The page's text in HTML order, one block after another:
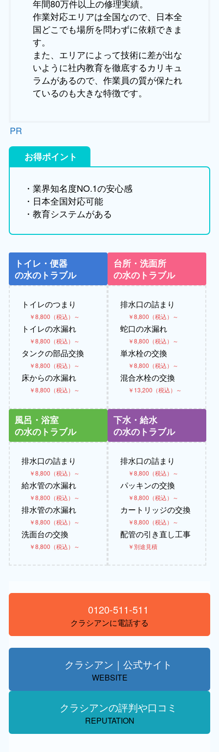
年間80万件以上の修理実績。
作業対応エリアは全国なので、日本全
国どこでも場所を問わずに依頼できま
す。
また、エリアによって技術に差が出な
いように社内教育を徹底するカリキュ
ラムがあるので、作業員の質が保たれ
ているのも大きな特徴です。
PR
お得ポイント
・業界知名度NO.1の安心感
・日本全国対応可能
・教育システムがある
トイレ・便器
の水のトラブル
トイレのつまり
￥8,800（税込）～
トイレの水漏れ
￥8,800（税込）～
タンクの部品交換
￥8,800（税込）～
床からの水漏れ
￥8,800（税込）～
台所・洗面所
の水のトラブル
排水口の詰まり
￥8,800（税込）～
蛇口の水漏れ
￥8,800（税込）～
単水栓の交換
￥8,800（税込）～
混合水栓の交換
￥13,200（税込）～
風呂・浴室
の水のトラブル
排水口の詰まり
￥8,800（税込）～
給水管の水漏れ
￥8,800（税込）～
排水管の水漏れ
￥8,800（税込）～
洗面台の交換
￥8,800（税込）～
下水・給水
の水のトラブル
排水口の詰まり
￥8,800（税込）～
パッキンの交換
￥8,800（税込）～
カートリッジの交換
￥8,800（税込）～
配管の引き直し工事
￥別途見積
0120-511-511
クラシアンに電話する
クラシアン｜公式サイト
WEBSITE
クラシアンの評判や口コミ
REPUTATION